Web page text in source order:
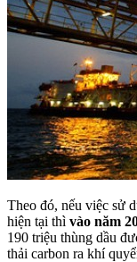
Theo đó, nếu việc sử
hiện tại thì vào năm
190 triệu thùng dầu
thải carbon ra khí